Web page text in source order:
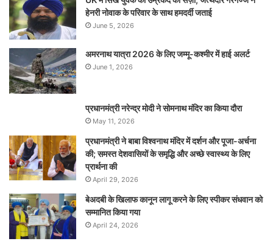
हेनरी नोवाक के परिवार के साथ हमदर्दी जताई
June 5, 2026
अमरनाथ यात्रा 2026 के लिए जम्मू-कश्मीर में हाई अलर्ट
June 1, 2026
प्रधानमंत्री नरेन्‍द्र मोदी ने सोमनाथ मंदिर का किया दौरा
May 11, 2026
प्रधानमंत्री ने बाबा विश्वनाथ मंदिर में दर्शन और पूजा-अर्चना
की; समस्‍त देशवासियों के समृद्धि और अच्छे स्वास्थ्य के लिए
प्रार्थना की
April 29, 2026
बेअदबी के खिलाफ कानून लागू करने के लिए स्पीकर संधवान को
सम्मानित किया गया
April 24, 2026